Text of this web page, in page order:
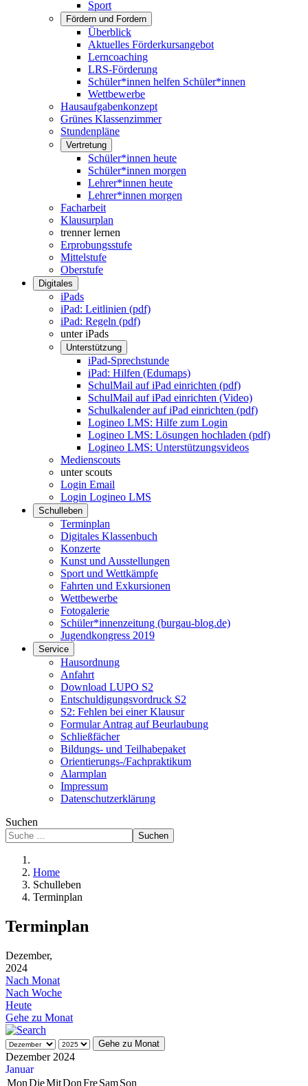
Sport
Fördern und Fordern
Überblick
Aktuelles Förderkursangebot
Lerncoaching
LRS-Förderung
Schüler*innen helfen Schüler*innen
Wettbewerbe
Hausaufgabenkonzept
Grünes Klassenzimmer
Stundenpläne
Vertretung
Schüler*innen heute
Schüler*innen morgen
Lehrer*innen heute
Lehrer*innen morgen
Facharbeit
Klausurplan
trenner lernen
Erprobungsstufe
Mittelstufe
Oberstufe
Digitales
iPads
iPad: Leitlinien (pdf)
iPad: Regeln (pdf)
unter iPads
Unterstützung
iPad-Sprechstunde
iPad: Hilfen (Edumaps)
SchulMail auf iPad einrichten (pdf)
SchulMail auf iPad einrichten (Video)
Schulkalender auf iPad einrichten (pdf)
Logineo LMS: Hilfe zum Login
Logineo LMS: Lösungen hochladen (pdf)
Logineo LMS: Unterstützungsvideos
Medienscouts
unter scouts
Login Email
Login Logineo LMS
Schulleben
Terminplan
Digitales Klassenbuch
Konzerte
Kunst und Ausstellungen
Sport und Wettkämpfe
Fahrten und Exkursionen
Wettbewerbe
Fotogalerie
Schüler*innenzeitung (burgau-blog.de)
Jugendkongress 2019
Service
Hausordnung
Anfahrt
Download LUPO S2
Entschuldigungsvordruck S2
S2: Fehlen bei einer Klausur
Formular Antrag auf Beurlaubung
Schließfächer
Bildungs- und Teilhabepaket
Orientierungs-/Fachpraktikum
Alarmplan
Impressum
Datenschutzerklärung
Suchen
Suchen
Home
Schulleben
Terminplan
Terminplan
Dezember,
2024
Nach Monat
Nach Woche
Heute
Gehe zu Monat
Gehe zu Monat
Dezember 2024
Januar
MonDieMitDonFreSamSon